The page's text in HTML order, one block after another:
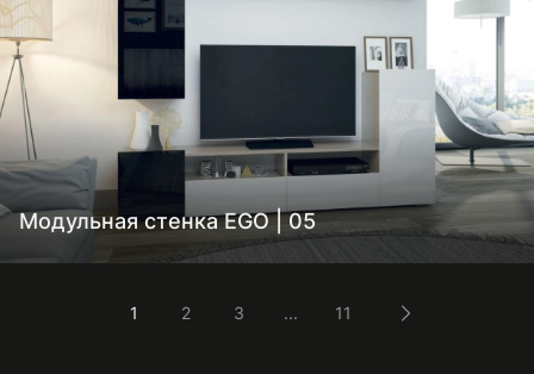
Модульная стенка EGO | 05
1 2 3 ... 11